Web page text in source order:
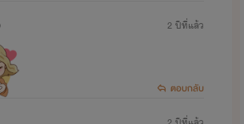
2 ปีที่แล้ว
ตอบกลับ